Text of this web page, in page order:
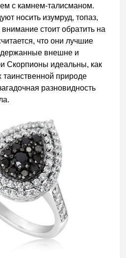
с камнем-талисманом.
носить изумруд, топаз,
стоит обратить на
что они лучшие
внешне и
Скорпионы идеальны, как
таинственной природе
разновидность